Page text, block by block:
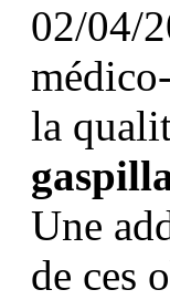
02/04/
la
Une
de ces